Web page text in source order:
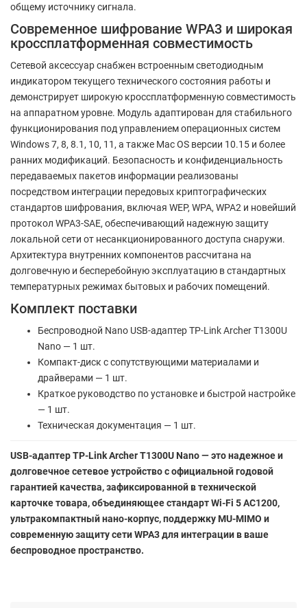
общему источнику сигнала.
Современное шифрование WPA3 и широкая
кроссплатформенная совместимость
Сетевой аксессуар снабжен встроенным светодиодным
индикатором текущего технического состояния работы и
демонстрирует широкую кроссплатформенную совместимость
на аппаратном уровне. Модуль адаптирован для стабильного
функционирования под управлением операционных систем
Windows 7, 8, 8.1, 10, 11, а также Mac OS версии 10.15 и более
ранних модификаций. Безопасность и конфиденциальность
передаваемых пакетов информации реализованы
посредством интеграции передовых криптографических
стандартов шифрования, включая WEP, WPA, WPA2 и новейший
протокол WPA3-SAE, обеспечивающий надежную защиту
локальной сети от несанкционированного доступа снаружи.
Архитектура внутренних компонентов рассчитана на
долговечную и бесперебойную эксплуатацию в стандартных
температурных режимах бытовых и рабочих помещений.
Комплект поставки
Беспроводной Nano USB-адаптер TP-Link Archer T1300U
Nano — 1 шт.
Компакт-диск с сопутствующими материалами и
драйверами — 1 шт.
Краткое руководство по установке и быстрой настройке
— 1 шт.
Техническая документация — 1 шт.
USB-адаптер TP-Link Archer T1300U Nano — это надежное и
долговечное сетевое устройство с официальной годовой
гарантией качества, зафиксированной в технической
карточке товара, объединяющее стандарт Wi-Fi 5 AC1200,
ультракомпактный нано-корпус, поддержку MU-MIMO и
современную защиту сети WPA3 для интеграции в ваше
беспроводное пространство.